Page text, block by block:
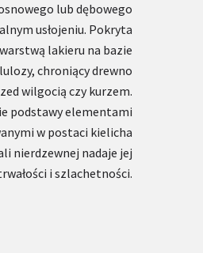
lub dębowego
usłojeniu. Pokryta
lakieru na bazie
chroniący drewno
wilgocią czy kurzem.
podstawy elementami
w postaci kielicha
nierdzewnej nadaje jej
i szlachetności.